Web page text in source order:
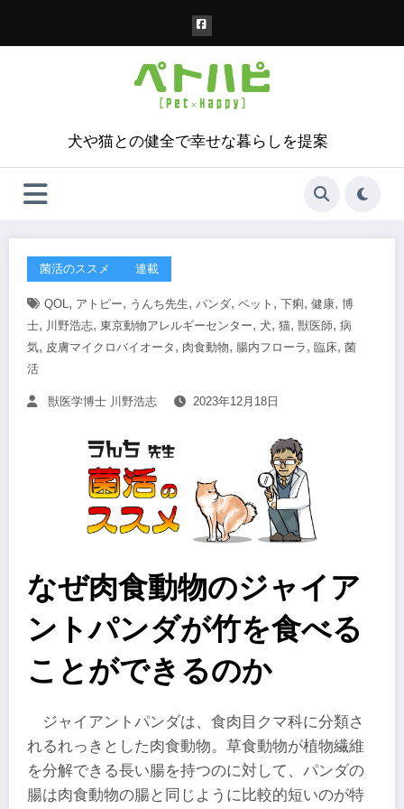
犬や猫との健全で幸せな暮らしを提案
菌活のススメ 連載
QOL, アトピー, うんち先生, パンダ, ペット , 下痢, 健康, 博
士, 川野浩志, 東京動物アレルギーセンター, 犬, 猫, 獣医師, 病
気, 皮膚マイクロバイオータ , 肉食動物, 腸内フローラ , 臨床, 菌
活
獣医学博士 川野浩志 2023年12月18日
なぜ肉食動物のジャイア
ントパンダが竹を食べる
ことができるのか
ジャイアントパンダは、食肉目クマ科に分類さ
れるれっきとした肉食動物。草食動物が植物繊維
を分解できる長い腸を持つのに対して、パンダの
腸は肉食動物の腸と同じように比較的短いのが特